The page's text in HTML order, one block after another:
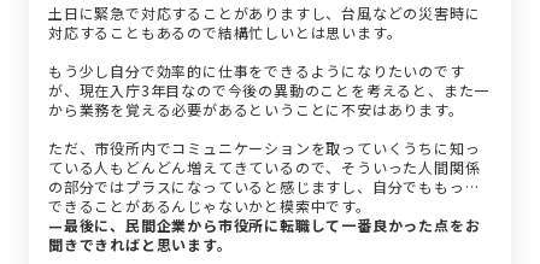
土日に緊急で対応することがありますし、台風などの災害時に
対応することもあるので結構忙しいとは思います。
もう少し自分で効率的に仕事をできるようになりたいのです
が、現在入庁3年目なので今後の異動のことを考えると、また一
から業務を覚える必要があるということに不安はあります。
ただ、市役所内でコミュニケーションを取っていくうちに知っ
ている人もどんどん増えてきているので、そういった人間関係
の部分ではプラスになっていると感じますし、自分でももっと
できることがあるんじゃないかと模索中です。
—最後に、民間企業から市役所に転職して一番良かった点をお
聞きできればと思います。